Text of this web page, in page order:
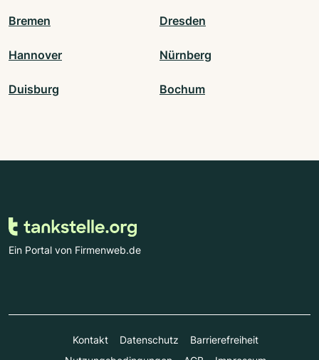
Bremen Dresden
Hannover Nürnberg
Duisburg Bochum
Ein Portal von Firmenweb.de
Kontakt Datenschutz
Barrierefreiheit